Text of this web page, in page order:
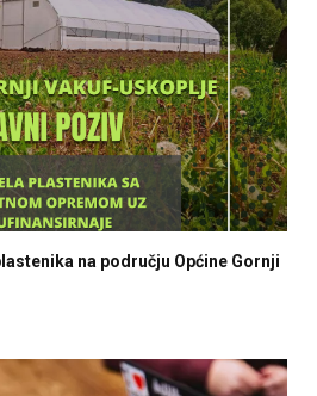
na području Općine Gornji